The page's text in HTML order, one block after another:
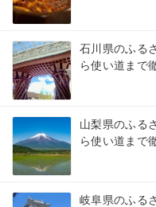
石川県のふる
ら使い道まで
山梨県のふる
ら使い道まで
岐阜県のふる